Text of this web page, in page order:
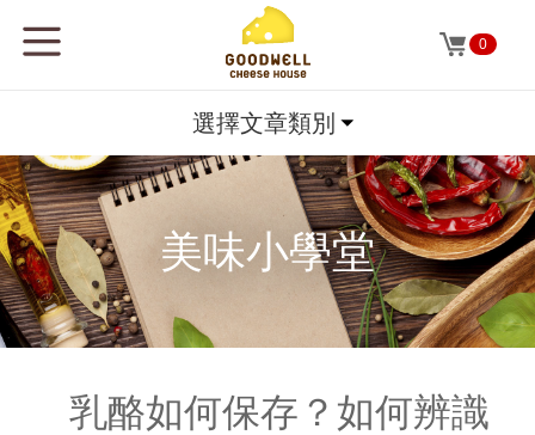
0
美味小學堂
選擇文章類別
乳酪如何保存？如何辨識